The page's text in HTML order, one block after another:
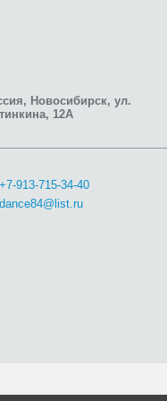
Новосибирск, ул.
12А
+7-913-715-34-40
dance84@list.ru